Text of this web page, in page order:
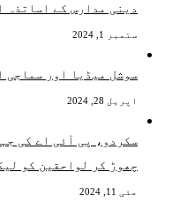
دینی مدارس کے اساتذہ
ستمبر 1, 2024
سوشل میڈیا اور سماجی
اپریل 28, 2024
سکردو، پی آئی اے کی
چھوڑ کر لواحقین کو
مئی 11, 2024